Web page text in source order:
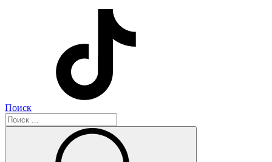
Поиск